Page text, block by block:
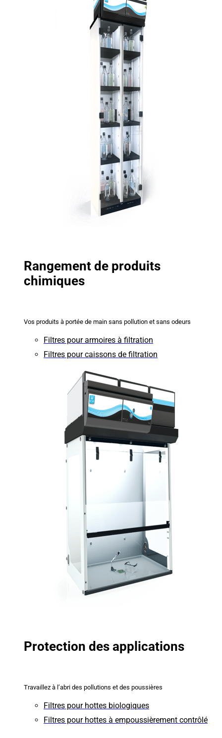
Rangement de produits
chimiques
Vos produits à portée de main sans pollution et sans odeurs
Filtres pour armoires à filtration
Filtres pour caissons de filtration
Protection des applications
Travaillez à l’abri des pollutions et des poussières
Filtres pour hottes biologiques
Filtres pour hottes à empoussièrement contrôlé